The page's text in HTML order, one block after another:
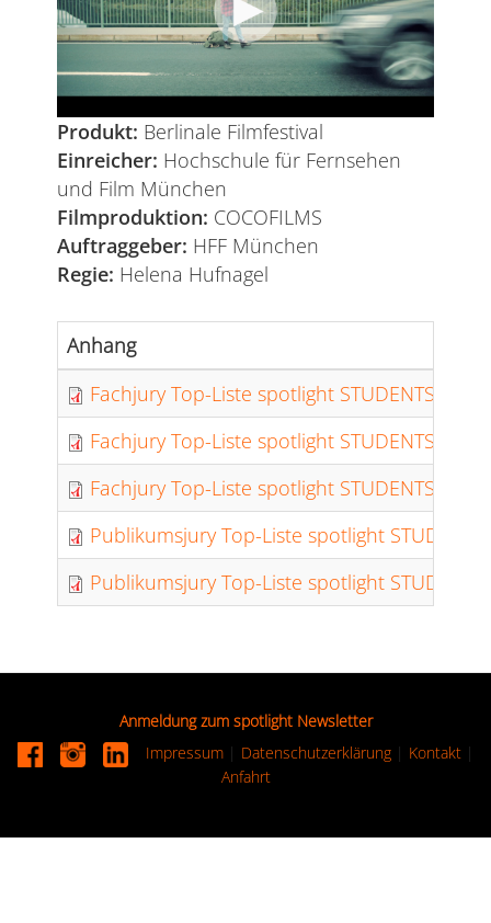
Produkt: Berlinale Filmfestival
Einreicher: Hochschule für Fernsehen
und Film München
Filmproduktion: COCOFILMS
Auftraggeber: HFF München
Regie: Helena Hufnagel
Anhang
Fachjury Top-Liste spotlight STUDENTS –
Fachjury Top-Liste spotlight STUDENTS –
Fachjury Top-Liste spotlight STUDENTS –
Publikumsjury Top-Liste spotlight
Publikumsjury Top-Liste spotlight
Anmeldung zum spotlight Newsletter
Impressum| Datenschutzerklärung| Kontakt|
Anfahrt